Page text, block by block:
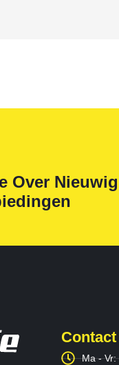
Over
Ma -